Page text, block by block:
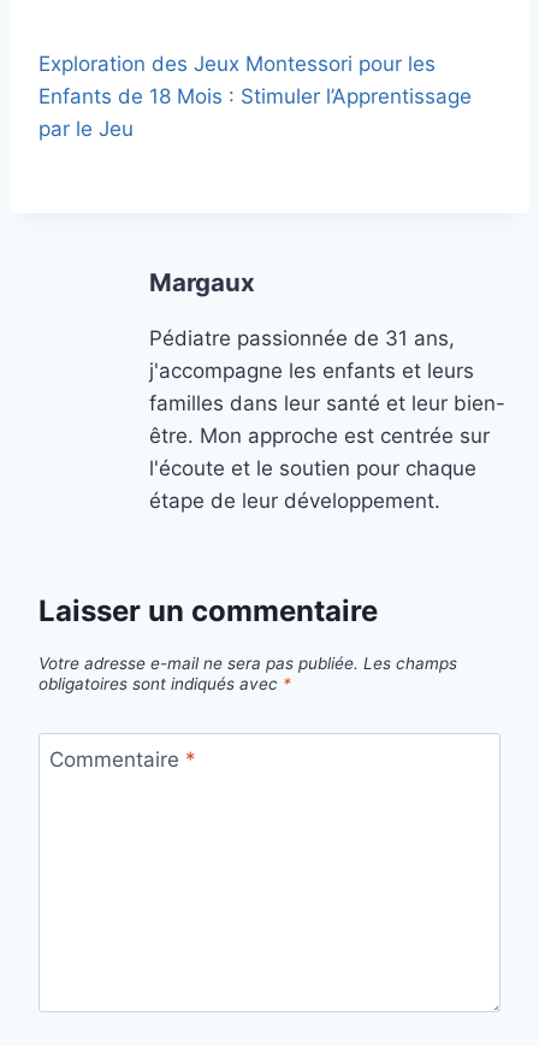
Exploration des Jeux Montessori pour les
Enfants de 18 Mois : Stimuler l’Apprentissage
par le Jeu
Margaux
Pédiatre passionnée de 31 ans,
j'accompagne les enfants et leurs
familles dans leur santé et leur bien-
être. Mon approche est centrée sur
l'écoute et le soutien pour chaque
étape de leur développement.
Laisser un commentaire
Votre adresse e-mail ne sera pas publiée. Les champs
obligatoires sont indiqués avec *
Commentaire *